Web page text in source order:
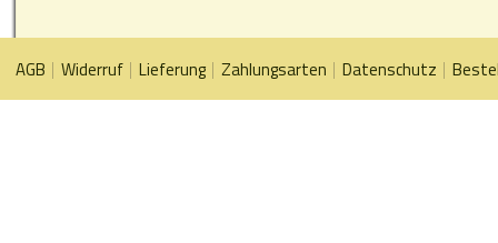
AGB Widerruf Lieferung Zahlungsarten Datenschutz